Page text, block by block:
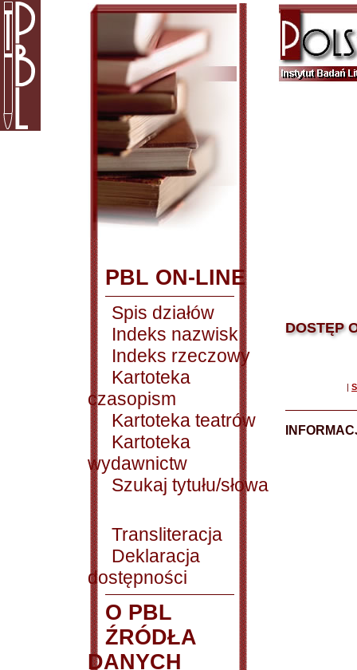
PBL ON-LINE
Spis działów
Indeks nazwisk
Indeks rzeczowy
Kartoteka
czasopism
Kartoteka teatrów
Kartoteka
wydawnictw
Szukaj tytułu/słowa
Transliteracja
Deklaracja
dostępności
O PBL
ŹRÓDŁA
DANYCH
DOSTĘP
|